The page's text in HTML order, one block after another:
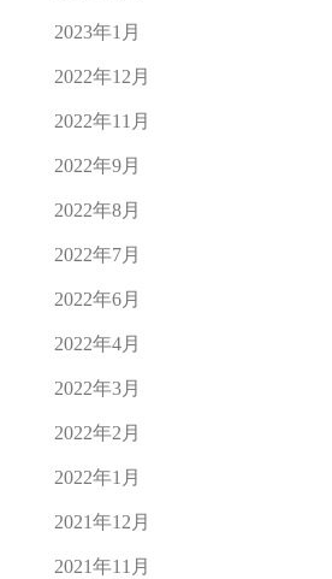
2023年1月
2022年12月
2022年11月
2022年9月
2022年8月
2022年7月
2022年6月
2022年4月
2022年3月
2022年2月
2022年1月
2021年12月
2021年11月